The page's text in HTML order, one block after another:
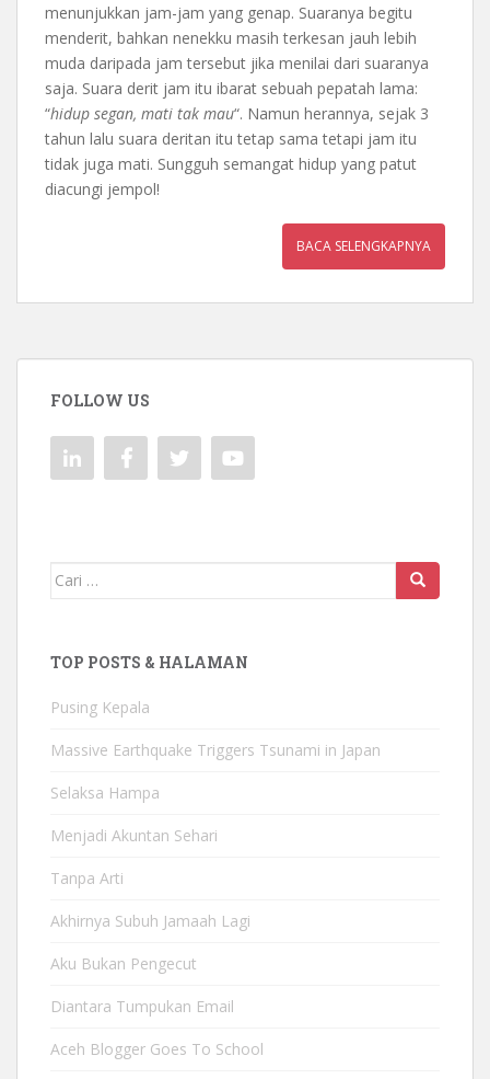
menunjukkan jam-jam yang genap. Suaranya begitu
menderit, bahkan nenekku masih terkesan jauh lebih
muda daripada jam tersebut jika menilai dari suaranya
saja. Suara derit jam itu ibarat sebuah pepatah lama:
“hidup segan, mati tak mau“. Namun herannya, sejak 3
tahun lalu suara deritan itu tetap sama tetapi jam itu
tidak juga mati. Sungguh semangat hidup yang patut
diacungi jempol!
BACA SELENGKAPNYA
FOLLOW US
Mencari:
TOP POSTS & HALAMAN
Pusing Kepala
Massive Earthquake Triggers Tsunami in Japan
Selaksa Hampa
Menjadi Akuntan Sehari
Tanpa Arti
Akhirnya Subuh Jamaah Lagi
Aku Bukan Pengecut
Diantara Tumpukan Email
Aceh Blogger Goes To School